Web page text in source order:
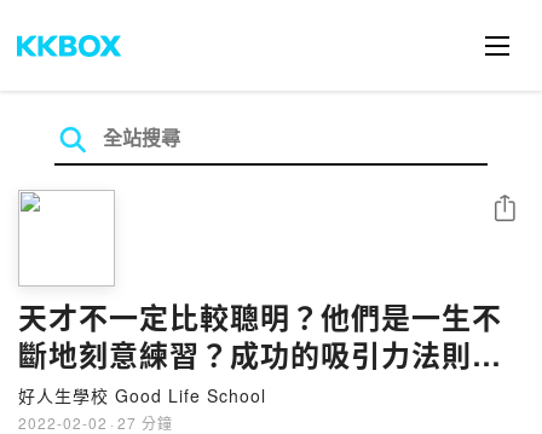
天才不一定比較聰明？他們是一生不
斷地刻意練習？成功的吸引力法則！
｜好人生學校
好人生學校 Good Life School
2022-02-02 · 27 分鐘
分享